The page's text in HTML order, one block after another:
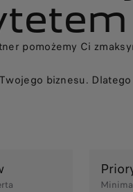
pomożemy Ci
biznesu.